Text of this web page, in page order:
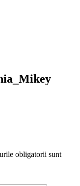
obligatorii sunt